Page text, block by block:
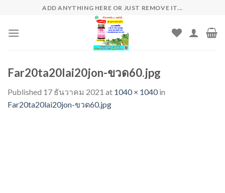
content
ADD ANYTHING HERE OR JUST REMOVE IT...
Far20ta20lai20jon-ขวด60.jpg
Published 17 ธันวาคม 2021 at 1040 × 1040in
Far20ta20lai20jon-ขวด60.jpg